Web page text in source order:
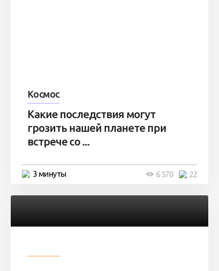
Космос
Какие последствия могут
грозить нашей планете при
встрече со ...
3 минуты 22
6 570